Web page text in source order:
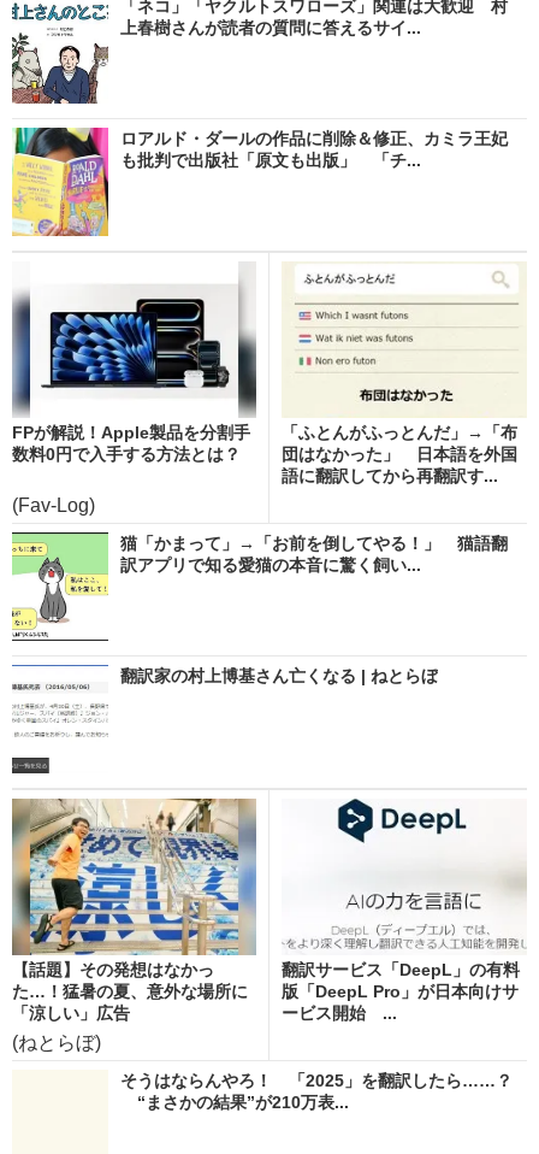
「ネコ」「ヤクルトスワローズ」関連は大歓迎 村
上春樹さんが読者の質問に答えるサイ...
ロアルド・ダールの作品に削除＆修正、カミラ王妃
も批判で出版社「原文も出版」 「チ...
FPが解説！Apple製品を分割手
数料0円で入手する方法とは？
(Fav-Log)
「ふとんがふっとんだ」→「布
団はなかった」 日本語を外国
語に翻訳してから再翻訳す...
猫「かまって」→「お前を倒してやる！」 猫語翻
訳アプリで知る愛猫の本音に驚く飼い...
翻訳家の村上博基さん亡くなる | ねとらぼ
【話題】その発想はなかっ
た…！猛暑の夏、意外な場所に
「涼しい」広告
(ねとらぼ)
翻訳サービス「DeepL」の有料
版「DeepL Pro」が日本向けサ
ービス開始 ...
そうはならんやろ！ 「2025」を翻訳したら……？
“まさかの結果”が210万表...